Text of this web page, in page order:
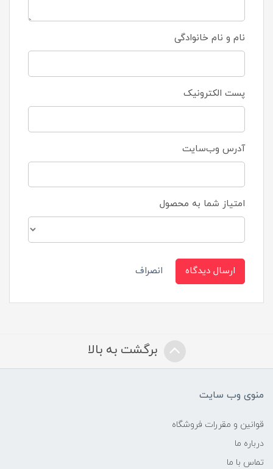
نام و نام خانوادگی
پست الکترونیک
آدرس وب‌سایت
امتیاز شما به محصول
ارسال دیدگاه انصراف
برگشت به بالا
منوی وب سایت
قوانین و مقررات فروشگاه
درباره ما
تماس با ما